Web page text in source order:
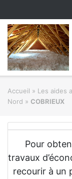
content
Accueil » Les aides
Nord » COBRIEUX
Pour
travaux
recourir à un